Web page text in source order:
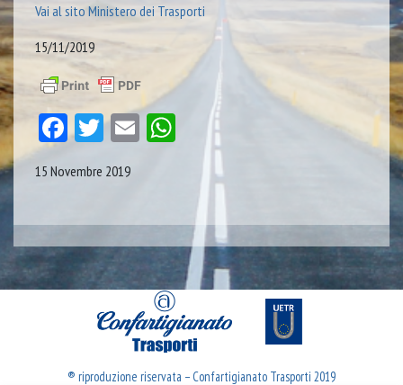
Vai al sito Ministero dei Trasporti
15/11/2019
Facebook
Twitter
Email WhatsApp
15 Novembre 2019
® riproduzione riservata – Confartigianato Trasporti 2019